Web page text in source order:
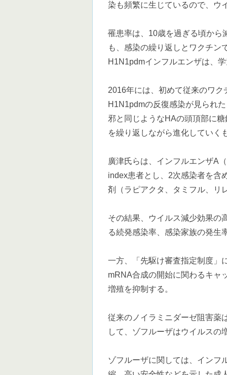
染も頻繁に生じているので、ウ
罹患率は、10歳を過ぎる頃から
も、感染の繰り返しとワクチン
H1N1pdmインフルエンザは、
2016年には、初めて従来のワ
H1N1pdmの反復感染が見られ
邪と同じようなHAの頭頂部に
を繰り返しながら進化していく
廣津氏らは、インフルエンザA
index患者とし、2次感染者を含
剤（ラピアクタ、タミフル、リ
その結果、ウイルス減少効果の
る続発感染率、感染家族の発生
一方、「先駆け審査指定制度」
mRNA合成の開始に関わるキャ
増殖を抑制する。
従来のノイラミニダーゼ阻害薬
して、ゾフルーザはウイルスの
ゾフルーザに関しては、インフ